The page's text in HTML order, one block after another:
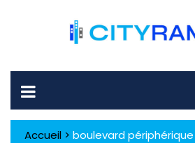
Accueil > boulevard périphérique